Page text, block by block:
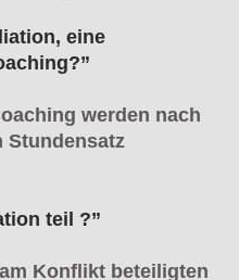
eine
werden nach
Stundensatz
teil ?”
Konflikt beteiligten